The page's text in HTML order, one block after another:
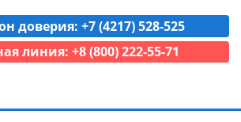
доверия: +7 (4217) 528-525
линия: +8 (800) 222-55-71